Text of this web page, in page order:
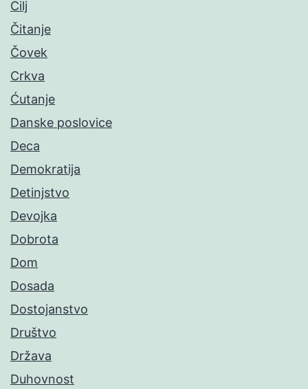
Cilj
Čitanje
Čovek
Crkva
Ćutanje
Danske poslovice
Deca
Demokratija
Detinjstvo
Devojka
Dobrota
Dom
Dosada
Dostojanstvo
Društvo
Država
Duhovnost